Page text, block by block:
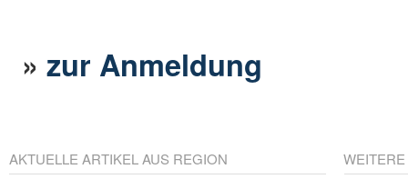
»zur Anmeldung
AKTUELLE ARTIKEL AUS REGION